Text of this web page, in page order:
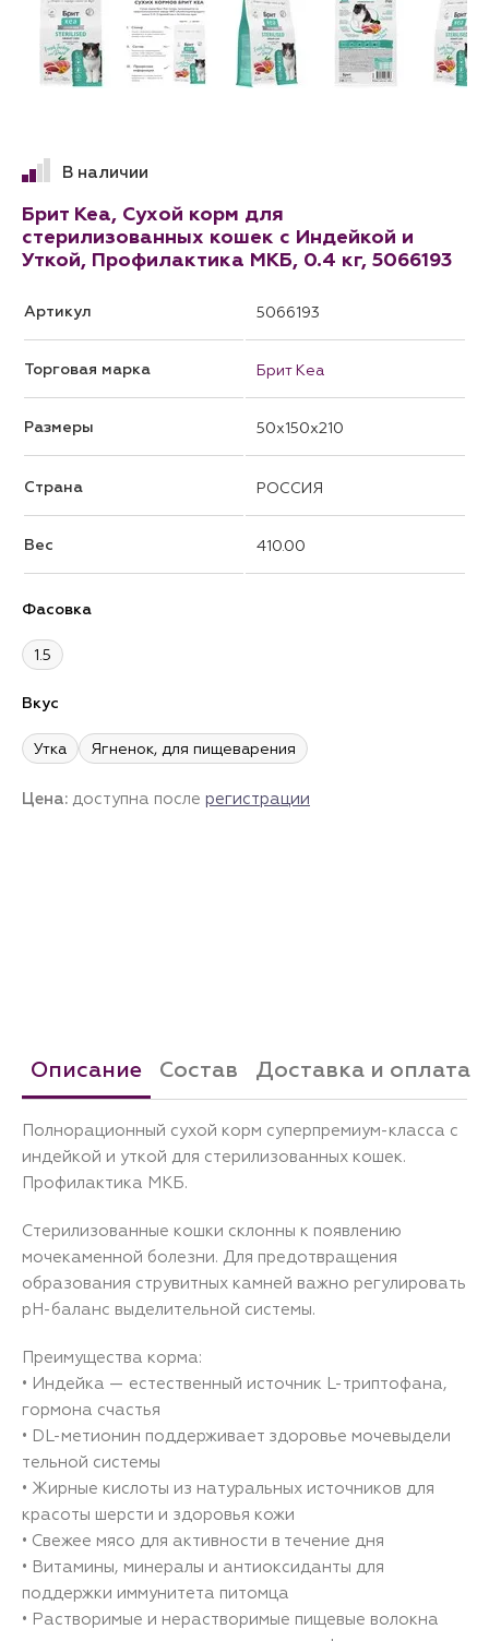
В наличии
Брит Кеа, Сухой корм для
стерилизованных кошек с Индейкой и
Уткой, Профилактика МКБ, 0.4 кг, 5066193
Артикул 5066193
Торговая марка Брит Кеа
Размеры 50x150x210
Страна РОССИЯ
Вес 410.00
Фасовка
1.5
Вкус
Утка Ягненок, для пищеварения
Цена: доступна после регистрации
Описание Состав Доставка и оплата
Полнорационный сухой корм суперпремиум-класса с
индейкой и уткой для стерилизованных кошек.
Профилактика МКБ.
Стерилизованные кошки склонны к появлению
мочекаменной болезни. Для предотвращения
образования струвитных камней важно регулировать
pH-баланс выделительной системы.
Преимущества корма:
• Индейка — естественный источник L-триптофана,
гормона счастья
• DL-метионин поддерживает здоровье мочевыдели
тельной системы
• Жирные кислоты из натуральных источников для
красоты шерсти и здоровья кожи
• Свежее мясо для активности в течение дня
• Витамины, минералы и антиоксиданты для
поддержки иммунитета питомца
• Растворимые и нерастворимые пищевые волокна